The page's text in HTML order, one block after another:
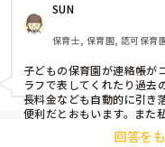
SUN
保育士, 保育園, 認可保育
子どもの保育園が連絡帳が
ラフで表してくれたり過去
長料金なども自動的に引き
便利だとおもいます。また
進んでないので、早く変わ
回答を